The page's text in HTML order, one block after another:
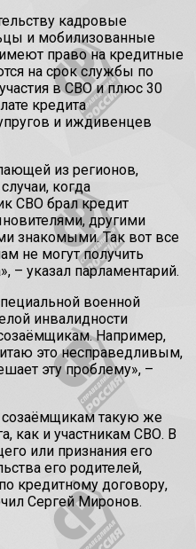
кадровые
и мобилизованные
право на кредитные
на срок службы по
в СВО и плюс 30
кредита
и иждивенцев
из регионов,
когда
СВО брал кредит
другими
знакомыми. Так вот все
не могут получить
– указал парламентарий.
военной
инвалидности
Например,
это несправедливым,
эту проблему», –
созаёмщикам такую же
как и участникам СВО. В
или признания его
его родителей,
кредитному договору,
Сергей Миронов.